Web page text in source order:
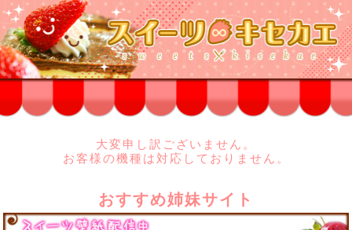
大変申し訳ございません。
お客様の機種は対応しておりません。
おすすめ姉妹サイト